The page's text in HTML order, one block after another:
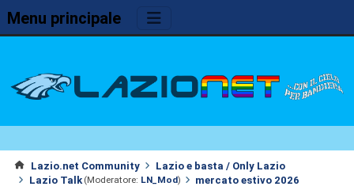
Menu principale
Lazio.net Community
Lazio e basta / Only Lazio
Lazio Talk (Moderatore: LN_Mod) mercato estivo 2026